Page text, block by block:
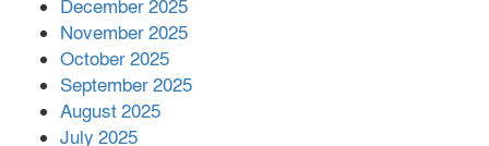
পর ফোন তারেক রহমানের,গ্যাস সঙ্কট
December 2025
November 2025
October 2025
September 2025
August 2025
July 2025